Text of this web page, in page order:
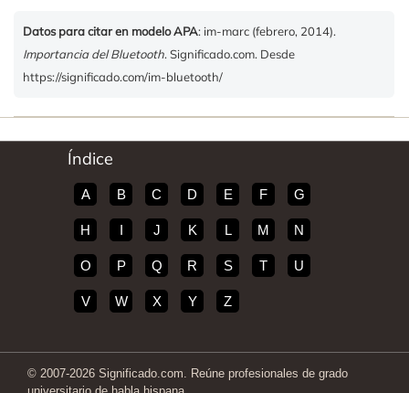
Datos para citar en modelo APA: im-marc (febrero, 2014).
Importancia del Bluetooth. Significado.com. Desde
https://significado.com/im-bluetooth/
Índice
A B C D E F G
H I J K L M N
O P Q R S T U
V W X Y Z
© 2007-2026 Significado.com. Reúne profesionales de grado